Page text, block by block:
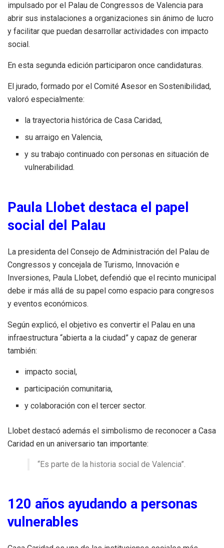
impulsado por el Palau de Congressos de Valencia para
abrir sus instalaciones a organizaciones sin ánimo de lucro
y facilitar que puedan desarrollar actividades con impacto
social.
En esta segunda edición participaron once candidaturas.
El jurado, formado por el Comité Asesor en Sostenibilidad,
valoró especialmente:
la trayectoria histórica de Casa Caridad,
su arraigo en Valencia,
y su trabajo continuado con personas en situación de
vulnerabilidad.
Paula Llobet destaca el papel
social del Palau
La presidenta del Consejo de Administración del Palau de
Congressos y concejala de Turismo, Innovación e
Inversiones, Paula Llobet, defendió que el recinto municipal
debe ir más allá de su papel como espacio para congresos
y eventos económicos.
Según explicó, el objetivo es convertir el Palau en una
infraestructura “abierta a la ciudad” y capaz de generar
también:
impacto social,
participación comunitaria,
y colaboración con el tercer sector.
Llobet destacó además el simbolismo de reconocer a Casa
Caridad en un aniversario tan importante:
“Es parte de la historia social de Valencia”.
120 años ayudando a personas
vulnerables